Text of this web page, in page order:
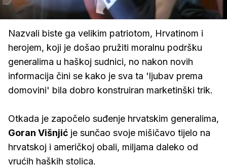
zvuk
/
42.59%
Nazvali biste ga velikim patriotom, Hrvatinom i
herojem, koji je došao pružiti moralnu podršku
generalima u haškoj sudnici, no nakon novih
informacija čini se kako je sva ta 'ljubav prema
domovini' bila dobro konstruiran marketinški trik.
Otkada je započelo suđenje hrvatskim generalima,
Goran Višnjić je sunčao svoje mišičavo tijelo na
hrvatskoj i američkoj obali, miljama daleko od
vrućih haških stolica.